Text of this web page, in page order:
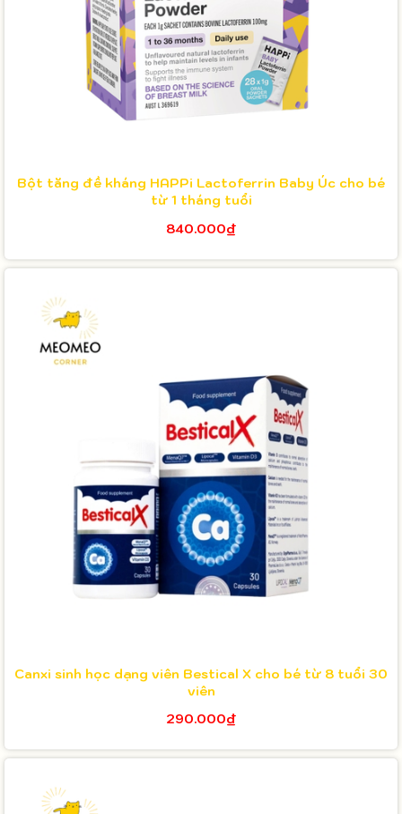
Bột tăng đề kháng HAPPi Lactoferrin Baby Úc cho bé
từ 1 tháng tuổi
840.000₫
Canxi sinh học dạng viên Bestical X cho bé từ 8 tuổi 30
viên
290.000₫